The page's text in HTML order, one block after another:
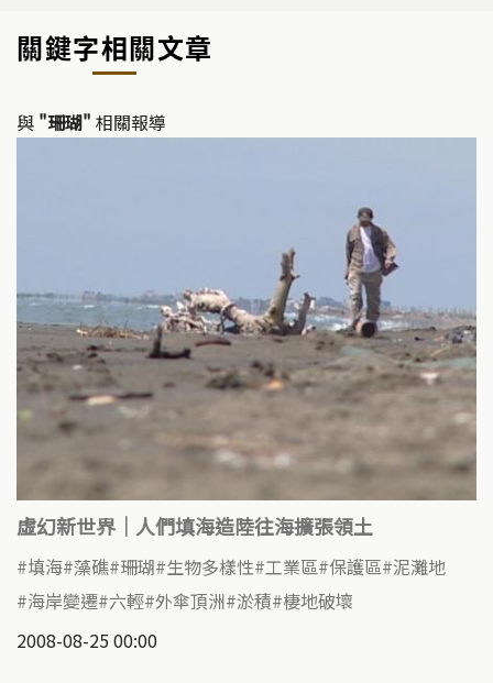
y
Li
k o
關鍵字相關文章
與 "珊瑚" 相關報導
虛幻新世界｜人們填海造陸往海擴張領土
填海 藻礁 珊瑚 生物多樣性 工業區 保護區 泥灘地
海岸變遷 六輕 外傘頂洲 淤積 棲地破壞
2008-08-25 00:00